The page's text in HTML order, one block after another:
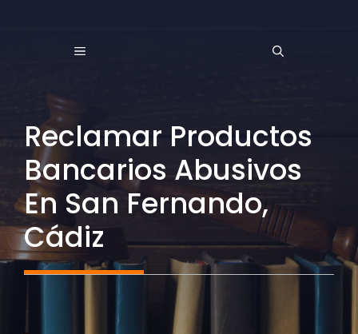
MENÚ
Reclamar Productos
Bancarios Abusivos
En San Fernando,
Cádiz